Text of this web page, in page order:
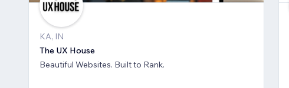
KA, IN
The UX House
Beautiful Websites. Built to Rank.